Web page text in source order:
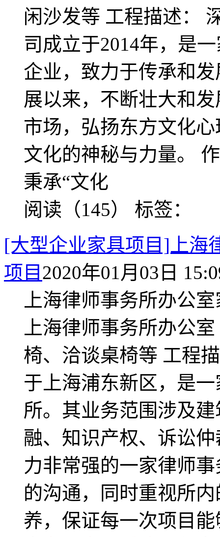
闲沙发等 工程描述：
司成立于2014年，是
企业，致力于传承和
展以来，不断壮大和
市场，弘扬东方文化
文化的神秘与力量。
秉承“文化
阅读（145） 标签：
[大型企业家具项目]上海
项目 2020年01月03日
上海律师事务所办公
上海律师事务所办公
椅、洽谈桌椅等 工程
于上海浦东新区，是
所。其业务范围涉及
融、知识产权、诉讼
力非常强的一家律师
的沟通，同时重视所
养，保证每一次项目